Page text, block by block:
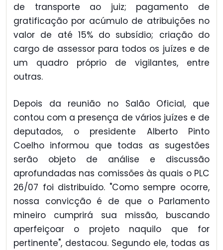
de transporte ao juiz; pagamento de
gratificação por acúmulo de atribuições no
valor de até 15% do subsídio; criação do
cargo de assessor para todos os juízes e de
um quadro próprio de vigilantes, entre
outras.
Depois da reunião no Salão Oficial, que
contou com a presença de vários juízes e de
deputados, o presidente Alberto Pinto
Coelho informou que todas as sugestões
serão objeto de análise e discussão
aprofundadas nas comissões às quais o PLC
26/07 foi distribuído. "Como sempre ocorre,
nossa convicção é de que o Parlamento
mineiro cumprirá sua missão, buscando
aperfeiçoar o projeto naquilo que for
pertinente", destacou. Segundo ele, todas as